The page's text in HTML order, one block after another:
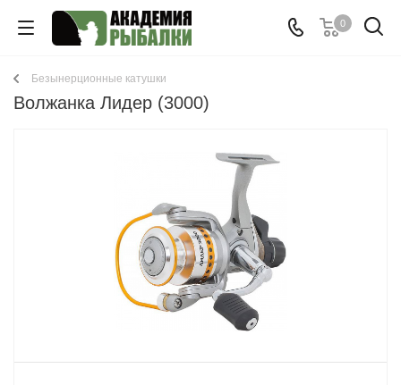
0
Безынерционные катушки
Волжанка Лидер (3000)